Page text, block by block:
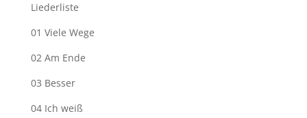
Liederliste
01 Viele Wege
02 Am Ende
03 Besser
04 Ich weiß